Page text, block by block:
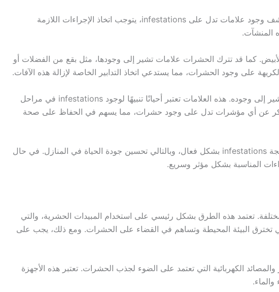
تعتبر العلامات الدالة على وجود حشرات في المنازل أو المنشآت من الأمور التي يجب الانتباه لها بشكلٍ جدي. حينما تكتشف وجود علامات تدل على infestations، يتوجب اتخاذ الإجراءات اللازمة
المنشآت.
كما قد تترك الحشرات علامات تشير إلى وجودها، مثل بقع من الفضلات أو
على وجود الحشرات، مما يستدعي اتخاذ التدابير الخاصة لإزالة هذه الآفات.
علاوةً على ذلك، البق يمكن أن يكون له آثار مرئية واضحة، إذ أن وجود بقع حمراء صغيرة على الأقمشة أو الملاءات قد يشير إلى وجوده. هذه العلامات تعتبر أحيانًا تنبيهًا لوجود infestations في مراحل
المبكر عن أي مؤشرات تدل على وجود حشرات، مما يسهم في الحفاظ على صحة
يجب التأكيد على أهمية الوعي بالعلامات الدالة على وجود حشرات. التشخيص المبكر يمكن أن يكون له أثر كبير في معالجة infestations بشكل فعال، وبالتالي تحسين جودة الحياة في المنازل. في حال
المناسبة بشكل مؤثر وسريع.
تعتمد هذه الطرق بشكل رئيسي على استخدام المبيدات الحشرية، والتي
تخترق البيئة المحيطة وتساهم في القضاء على الحشرات. ومع ذلك، يجب على
الكهربائية التي تعتمد على الضوء لجذب الحشرات. تعتبر هذه الأجهزة